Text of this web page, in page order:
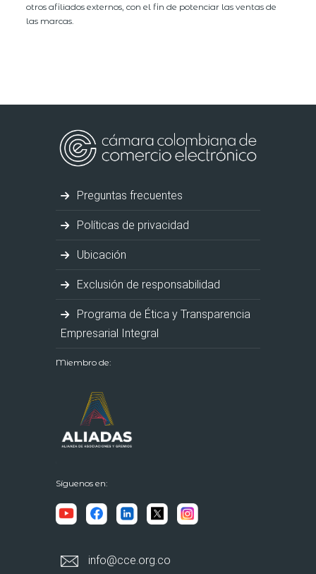
otros afiliados externos, con el fin de potenciar las ventas de
las marcas.
Preguntas frecuentes
Políticas de privacidad
Ubicación
Exclusión de responsabilidad
Programa de Ética y Transparencia
Empresarial Integral
Miembro de:
Síguenos en:
info@cce.org.co